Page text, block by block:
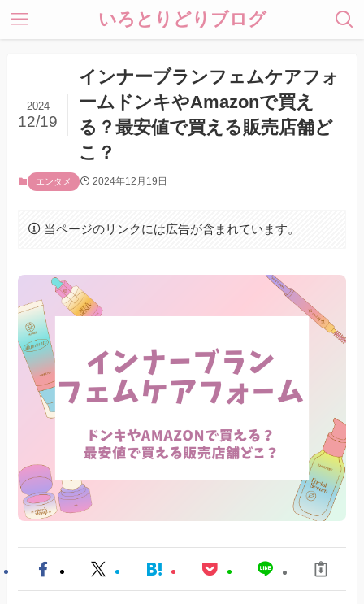
いろとりどりブログ
インナーブランフェムケアフォ
ームドンキやAmazonで買え
る？最安値で買える販売店舗ど
こ？
2024
12/19
エンタメ 2024年12月19日
当ページのリンクには広告が含まれています。